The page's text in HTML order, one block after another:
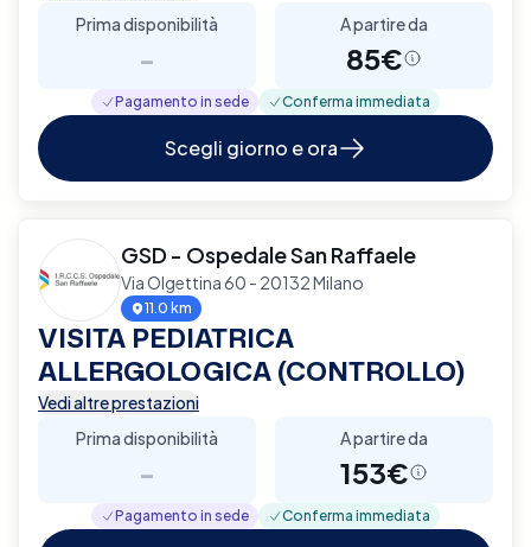
Prima disponibilità
-
A partire da
85€
Pagamento in sede Conferma immediata
Scegli giorno e ora
GSD - Ospedale San Raffaele
Via Olgettina 60 - 20132 Milano
11.0 km
VISITA PEDIATRICA
ALLERGOLOGICA (CONTROLLO)
Vedi altre prestazioni
Prima disponibilità
-
A partire da
153€
Pagamento in sede Conferma immediata